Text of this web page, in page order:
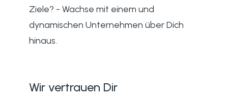
Ziele? - Wachse mit einem und
dynamischen Unternehmen über Dich
hinaus.
Wir vertrauen Dir